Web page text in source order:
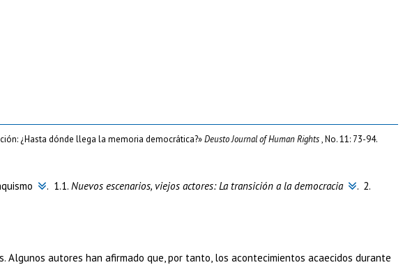
¿Hasta dónde llega la memoria democrática?»Deusto Journal of Human Rights, No. 11: 73-94.
. 1.1. Nuevos escenarios, viejos actores: La transición a la democracia . 2.
autores han afirmado que, por tanto, los acontecimientos acaecidos durante